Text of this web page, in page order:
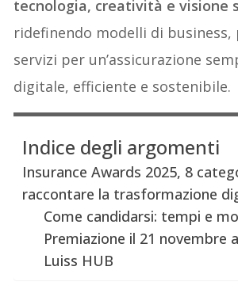
tecnologia, creatività e visione
ridefinendo modelli di
servizi per un’assicurazione
digitale, efficiente e sostenibile.
Indice degli argomenti
Insurance Awards 2025, 8
raccontare la trasformazione
Come candidarsi: tempi e
Premiazione il 21 novembre
Luiss HUB